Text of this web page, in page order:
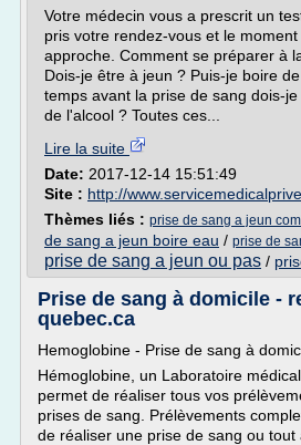
Votre médecin vous a prescrit un
pris votre rendez-vous et le
approche. Comment se préparer à
Dois-je être à jeun ? Puis-je boire
temps avant la prise de sang dois-
de l'alcool ? Toutes ces...
Lire la suite
Date: 2017-12-14 15:51:49
Site : http://
Thèmes liés : prise de sang a jeun
de sang a jeun boire eau / prise de
prise de sang a jeun ou pas /
Prise de sang à domicile -
quebec.ca
Hemoglobine - Prise de sang à
Hémoglobine, un Laboratoire
permet de réaliser tous vos
prises de sang. Prélèvements
de réaliser une prise de sang ou